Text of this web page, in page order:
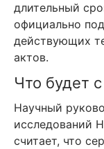
длительный
официально
действующих
актов.
Что будет
Научный
исследований
считает, что